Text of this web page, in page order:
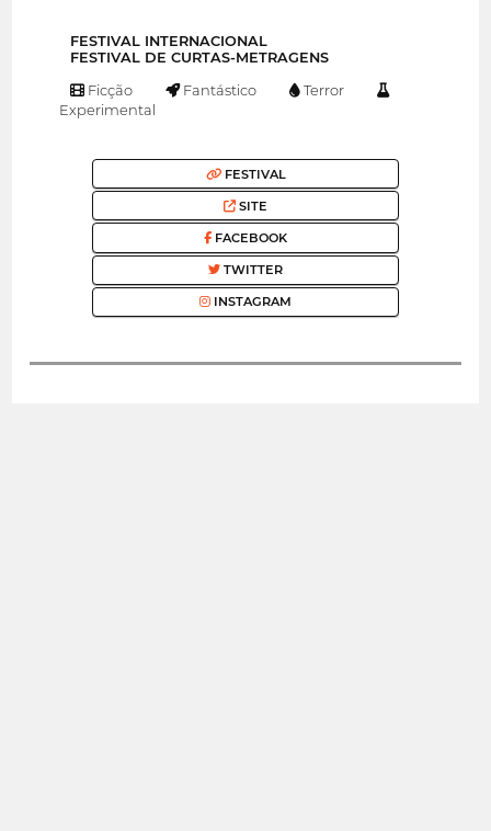
FESTIVAL INTERNACIONAL
FESTIVAL DE CURTAS-METRAGENS
Ficção Fantástico
Terror
Experimental
FESTIVAL
SITE
FACEBOOK
TWITTER
INSTAGRAM